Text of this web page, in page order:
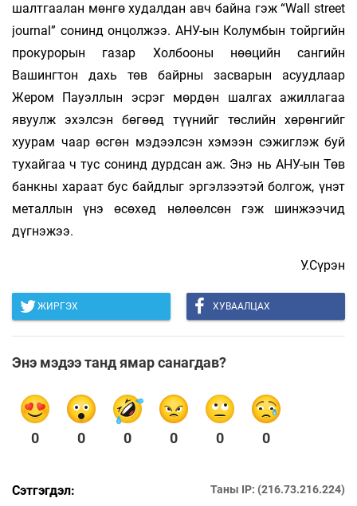
шалтгаалан мөнгө худалдан авч байна гэж “Wall street
journal” сонинд онцолжээ. АНУ-ын Колумбын тойргийн
прокурорын газар Холбооны нөөцийн сангийн
Вашингтон дахь төв байрны засварын асуудлаар
Жером Пауэллын эсрэг мөрдөн шалгах ажиллагаа
явуулж эхэлсэн бөгөөд түүнийг төслийн хөрөнгийг
хуурам­ чаар өсгөн мэдээлсэн хэмээн сэжиглэж буй
тухайгаа ч тус сонинд дурдсан аж. Энэ нь АНУ-ын Төв
банкны хараат бус байдлыг эргэлзээтэй болгож, үнэт
металлын үнэ өсөхөд нөлөөлсөн гэж шинжээчид
дүгнэжээ.
У.Сүрэн
ЖИРГЭХ ХУВААЛЦАХ
Энэ мэдээ танд ямар санагдав?
0 0 0 0 0 0
Сэтгэгдэл: Таны IP: (216.73.216.224)